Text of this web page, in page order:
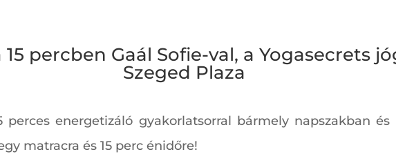
percben Gaál Sofie-val, a Yogasecrets
Szeged Plaza
perces energetizáló gyakorlatsorral bármely napszakban
matracra és 15 perc énidőre!